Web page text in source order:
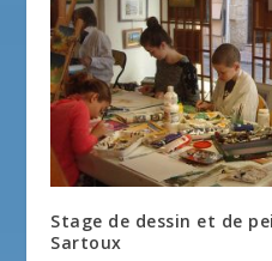
Stage de dessin et de
Sartoux